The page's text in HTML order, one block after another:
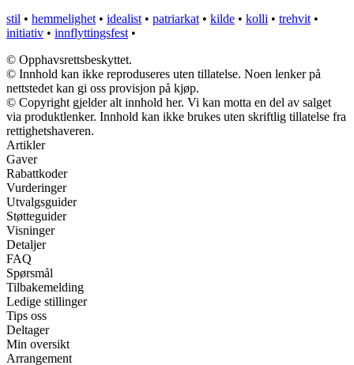
stil • hemmelighet • idealist • patriarkat • kilde • kolli • trehvit •
initiativ • innflyttingsfest •
© Opphavsrettsbeskyttet.
© Innhold kan ikke reproduseres uten tillatelse. Noen lenker på
nettstedet kan gi oss provisjon på kjøp.
© Copyright gjelder alt innhold her. Vi kan motta en del av salget
via produktlenker. Innhold kan ikke brukes uten skriftlig tillatelse fra
rettighetshaveren.
Artikler
Gaver
Rabattkoder
Vurderinger
Utvalgsguider
Støtteguider
Visninger
Detaljer
FAQ
Spørsmål
Tilbakemelding
Ledige stillinger
Tips oss
Deltager
Min oversikt
Arrangement